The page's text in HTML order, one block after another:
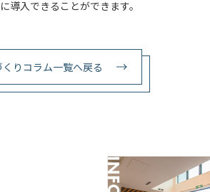
導入できることができます。
くりコラム一覧へ戻る